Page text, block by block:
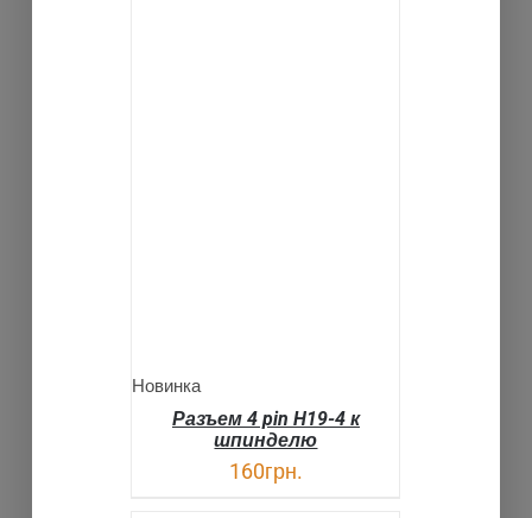
Новинка
Разъем 4 pin H19-4 к
шпинделю
160грн.